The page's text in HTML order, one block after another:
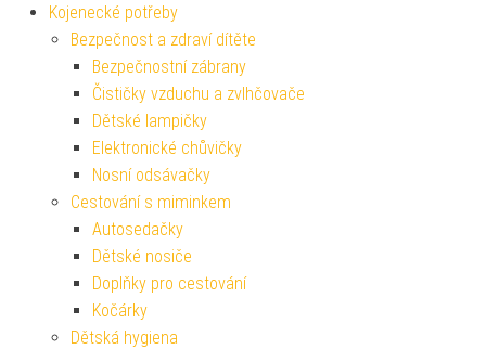
Kojenecké potřeby
Bezpečnost a zdraví dítěte
Bezpečnostní zábrany
Čističky vzduchu a zvlhčovače
Dětské lampičky
Elektronické chůvičky
Nosní odsávačky
Cestování s miminkem
Autosedačky
Dětské nosiče
Doplňky pro cestování
Kočárky
Dětská hygiena